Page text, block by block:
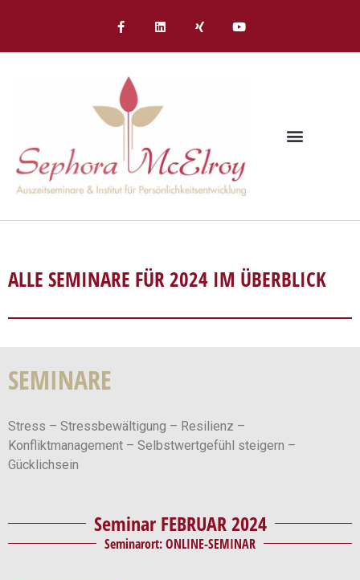
ALLE SEMINARE FÜR 2024 IM ÜBERBLICK
SEMINARE
Stress – Stressbewältigung – Resilienz –
Konfliktmanagement – Selbstwertgefühl steigern –
Gücklichsein
Seminar FEBRUAR 2024
Seminarort: ONLINE-SEMINAR